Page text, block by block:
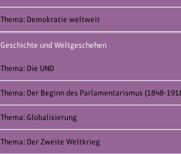
Thema: Demokratie weltweit
Geschichte und Weltgeschehen
Thema: Die UNO
Thema: Der Beginn des Parlamentarismus (1848-
Thema: Globalisierung
Thema: Der Zweite Weltkrieg